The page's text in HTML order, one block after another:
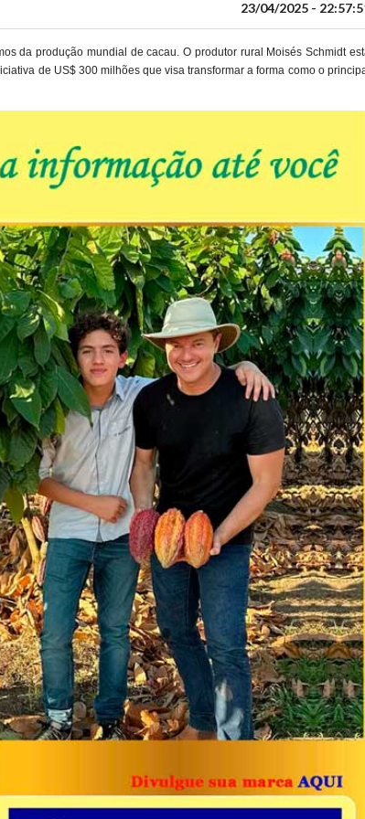
23/04/2025 -
da produção mundial de cacau. O produtor rural Moisés Schmidt
de US$ 300 milhões que visa transformar a forma como o